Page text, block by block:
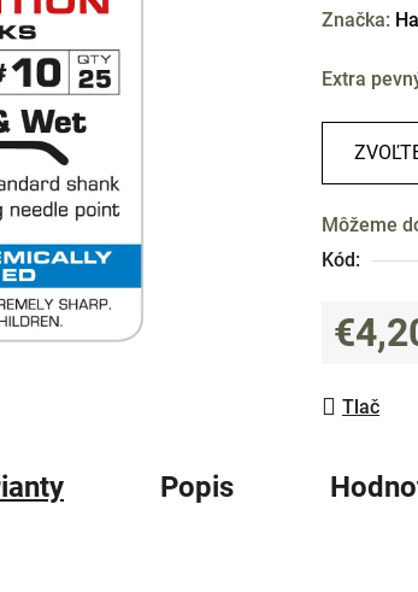
hodnotenie
je
5
hviezdičiek.
Značka:
Extra
Môžeme
Kód:
Tlač
Popis